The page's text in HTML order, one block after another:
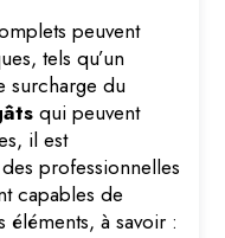
peuvent
tels qu’un
surcharge du
qui peuvent
il est
professionnelles
capables de
à savoir :